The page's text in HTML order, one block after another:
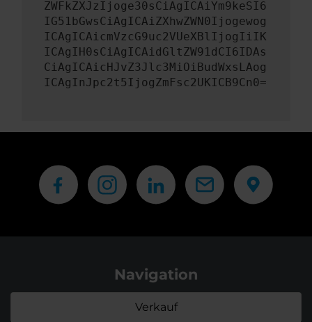
ZWFkZXJzIjoge30sCiAgICAiYm9keSI6
IG51bGwsCiAgICAiZXhwZWN0Ijogewog
ICAgICAicmVzcG9uc2VUeXBlIjogIiIK
ICAgIH0sCiAgICAidGltZW91dCI6IDAs
CiAgICAicHJvZ3Jlc3MiOiBudWxsLAog
ICAgInJpc2t5IjogZmFsc2UKICB9Cn0=
Navigation
Verkauf